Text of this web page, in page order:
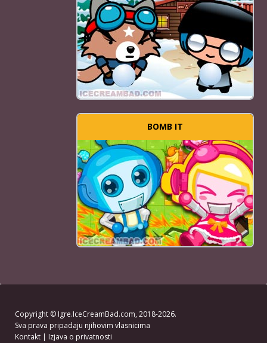
BOMB IT
Copyright © Igre.IceCreamBad.com, 2018-2026.
Sva prava pripadaju njihovim vlasnicima
Kontakt | Izjava o privatnosti